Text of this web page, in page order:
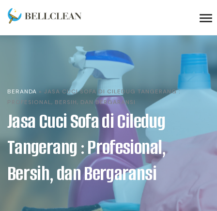
BERANDA » JASA CUCI SOFA DI CILEDUG TANGERANG :
PROFESIONAL, BERSIH, DAN BERGARANSI
Jasa Cuci Sofa di Ciledug
Tangerang : Profesional,
Bersih, dan Bergaransi